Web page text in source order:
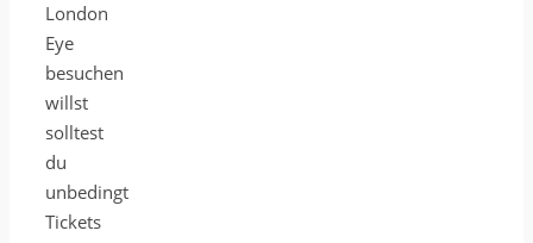
London
Eye
besuchen
willst
solltest
du
unbedingt
Tickets